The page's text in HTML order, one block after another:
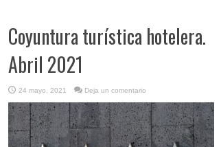
Coyuntura turística hotelera.
Abril 2021
24 mayo, 2021 Deja un comentario